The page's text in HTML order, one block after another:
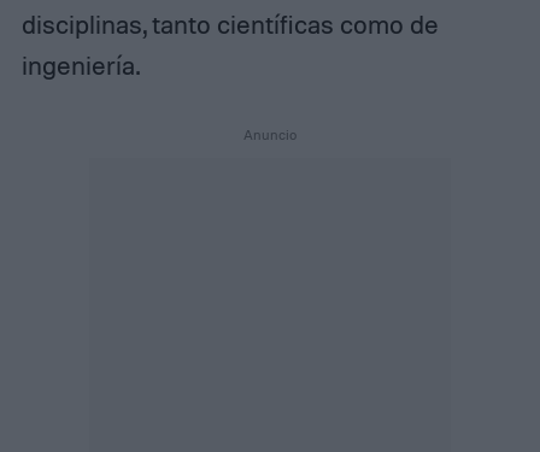
disciplinas, tanto científicas como de
ingeniería.